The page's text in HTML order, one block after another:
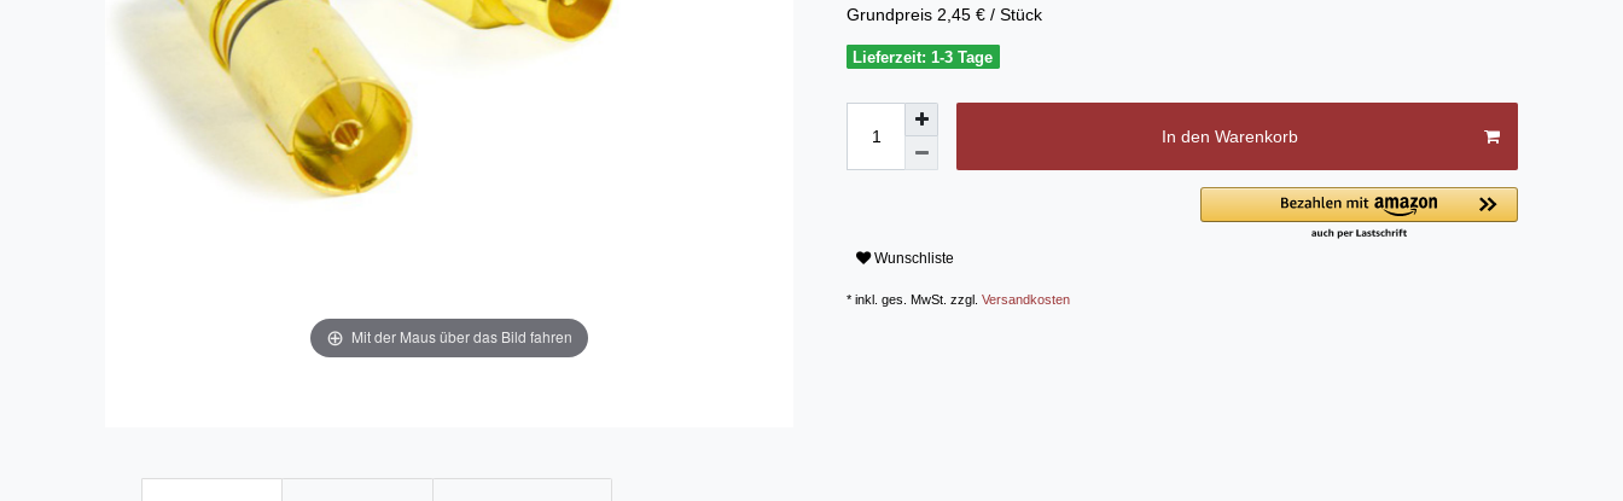
Mit der Maus über das Bild fahren
Grundpreis 2,45 € / Stück
Lieferzeit: 1-3 Tage
In den Warenkorb
Wunschliste
* inkl. ges. MwSt. zzgl. Versandkosten